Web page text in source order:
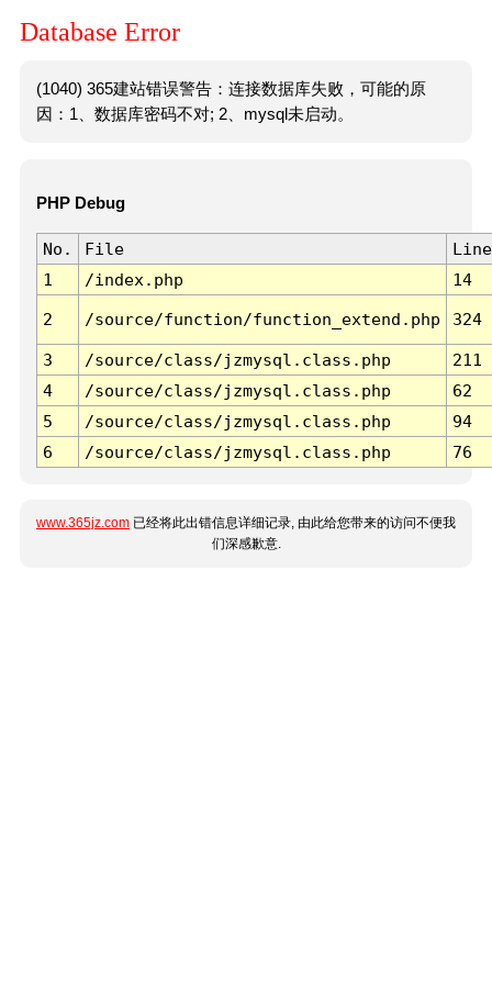
Database Error
(1040) 365建站错误警告：连接数据库失败，可能的原
因：1、数据库密码不对; 2、mysql未启动。
PHP Debug
No. File
Line
1
/index.php 14
2 /source/function/function_extend.php 324
3 /source/class/jzmysql.class.php
211
4
/source/class/jzmysql.class.php
62
5
/source/class/jzmysql.class.php
94
6
/source/class/jzmysql.class.php 76
www.365jz.com 已经将此出错信息详细记录, 由此给您带来的访问不便我
们深感歉意.